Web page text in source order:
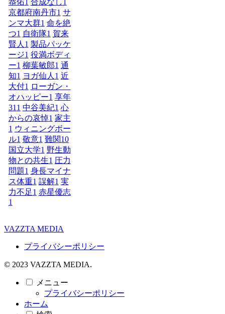
恭佑1 合成なし
京都府南丹市1 サ
ンマ大群1 命を絶
つ1 自衛隊1 賀来
賢人 1 製品パッケ
ージ1 役満ボディ
ー1 柳葉敏郎1 通
知1 ヨガ仙人 1 近
大付1 ローガン・
オハッピー1 享年
31 1 中谷美紀1 心
からの哀悼1 家主
1 ウィニングボー
ル1 敬意1 難関10
国立大学1 野生動
物との共生1 圧力
問題1 身長マイナ
ス体重1 誤解1 実
力不足1 赤星優志
1
VAZZTA MEDIA
プライバシーポリシー
© 2023 VAZZTA MEDIA.
メニュー
プライバシーポリシー
ホーム